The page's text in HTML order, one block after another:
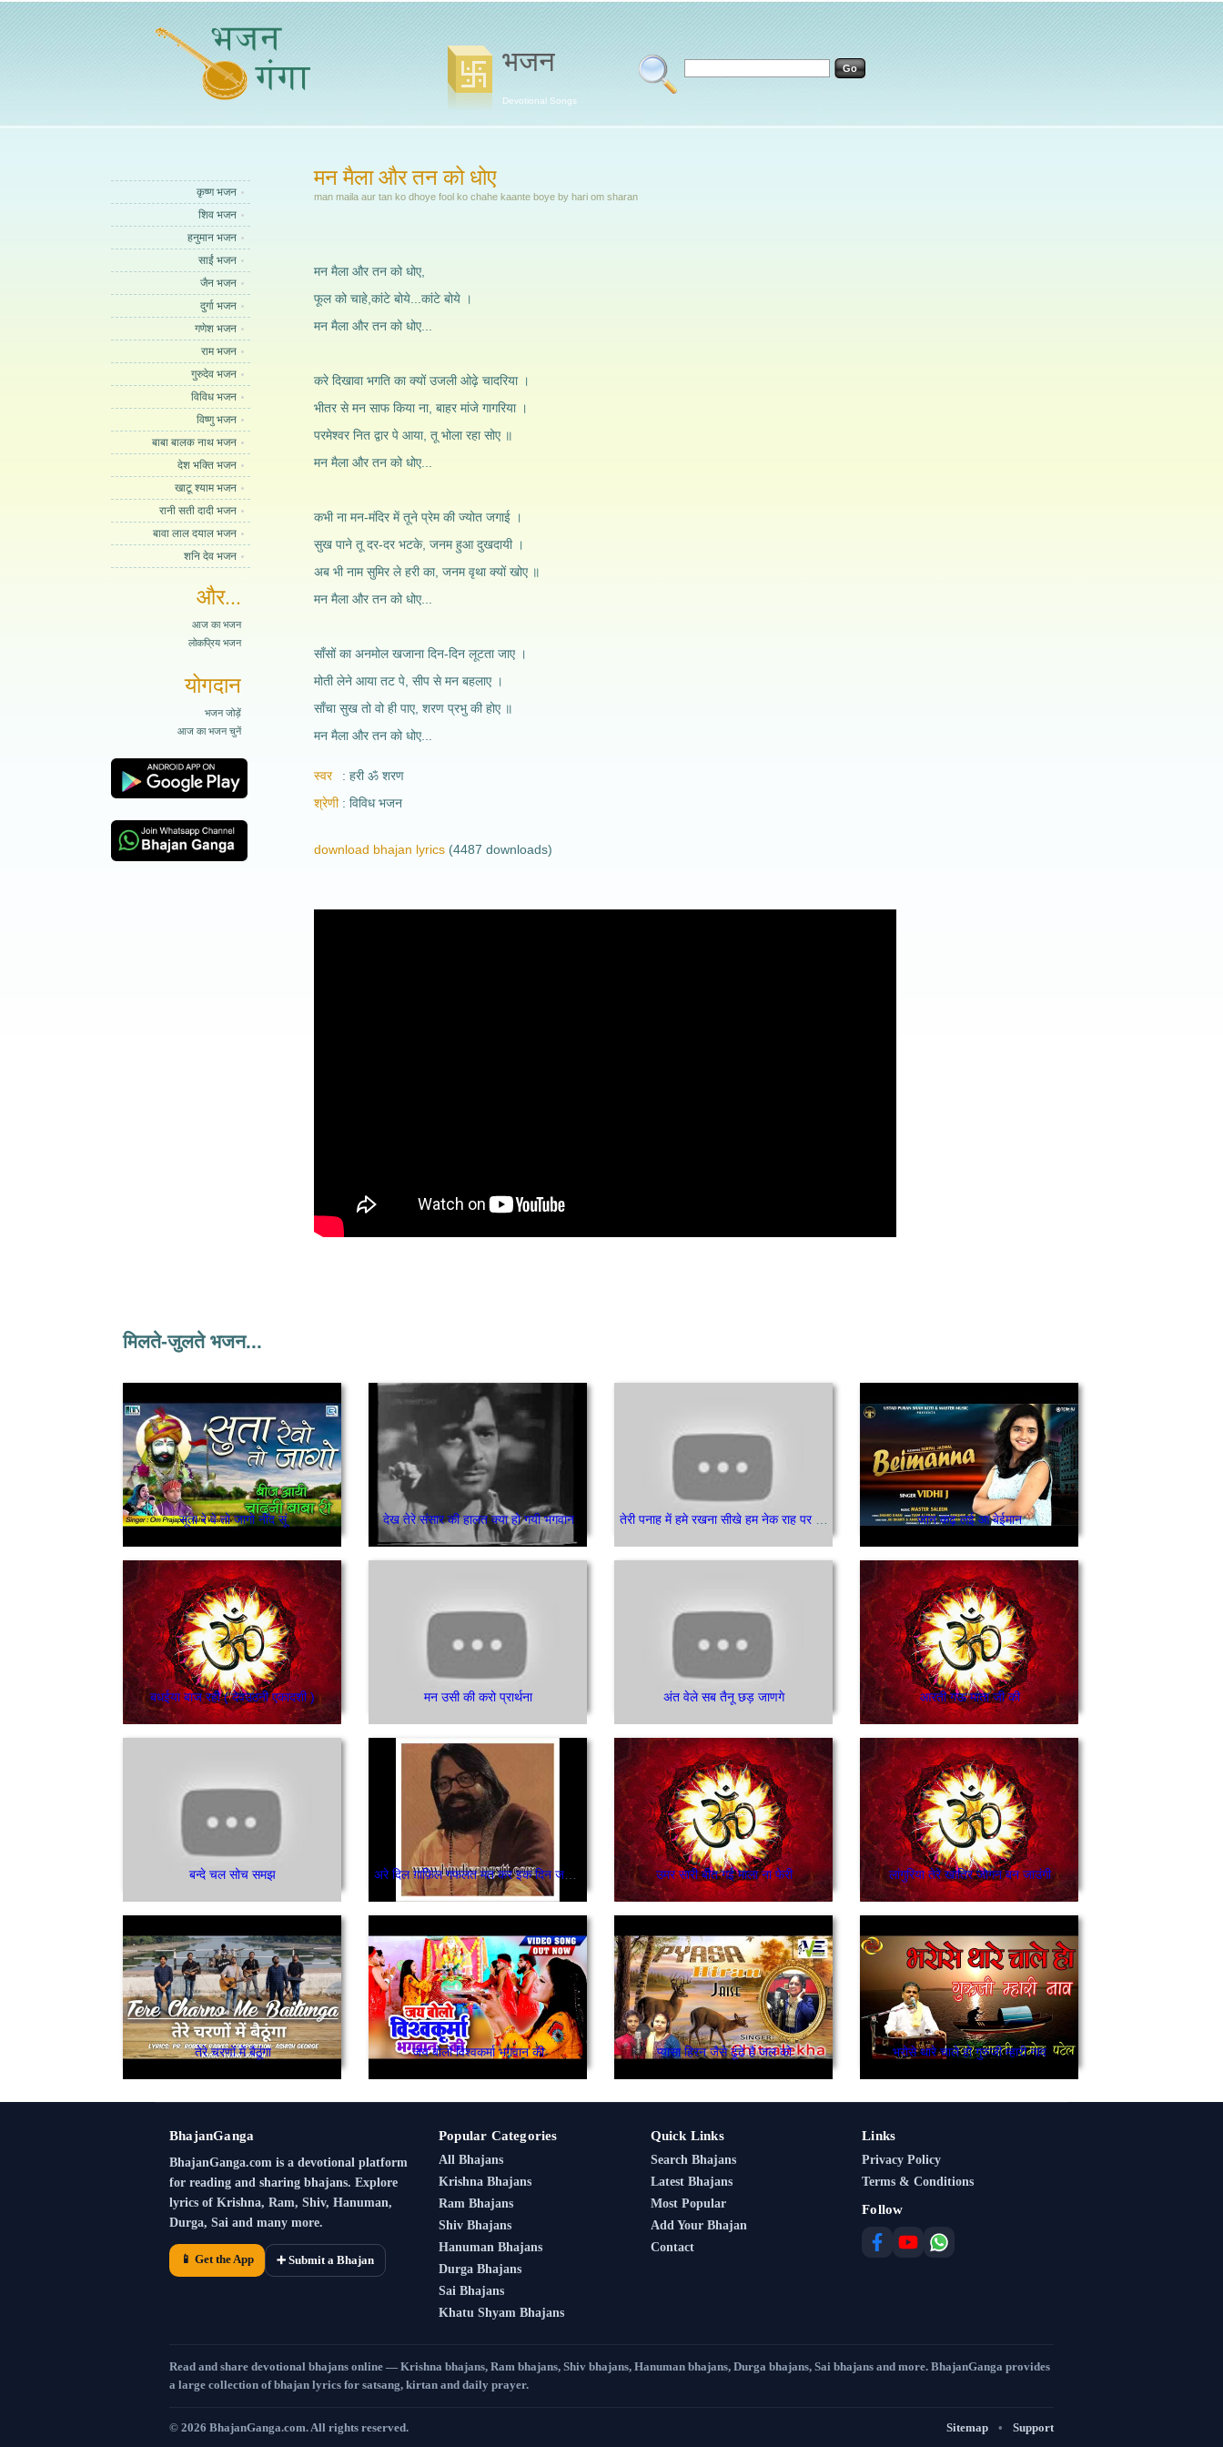
भजन
Devotional Songs
कृष्ण भजन
शिव भजन
हनुमान भजन
साईं भजन
जैन भजन
दुर्गा भजन
गणेश भजन
राम भजन
गुरुदेव भजन
विविध भजन
विष्णु भजन
बाबा बालक नाथ भजन
देश भक्ति भजन
खाटू श्याम भजन
रानी सती दादी भजन
बावा लाल दयाल भजन
शनि देव भजन
और...
आज का भजन
लोकप्रिय भजन
योगदान
भजन जोड़ें
आज का भजन चुनें
मन मैला और तन को धोए
man maila aur tan ko dhoye fool ko chahe kaante boye by hari om sharan
मन मैला और तन को धोए,
फूल को चाहे,कांटे बोये...कांटे बोये ।
मन मैला और तन को धोए...
करे दिखावा भगति का क्यों उजली ओढ़े चादरिया ।
भीतर से मन साफ किया ना, बाहर मांजे गागरिया ।
परमेश्वर नित द्वार पे आया, तू भोला रहा सोए ॥
मन मैला और तन को धोए...
कभी ना मन-मंदिर में तूने प्रेम की ज्योत जगाई ।
सुख पाने तू दर-दर भटके, जनम हुआ दुखदायी ।
अब भी नाम सुमिर ले हरी का, जनम वृथा क्यों खोए ॥
मन मैला और तन को धोए...
साँसों का अनमोल खजाना दिन-दिन लूटता जाए ।
मोती लेने आया तट पे, सीप से मन बहलाए ।
साँचा सुख तो वो ही पाए, शरण प्रभु की होए ॥
मन मैला और तन को धोए...
स्वर
हरी ॐ शरण
श्रेणी
विविध भजन
download bhajan lyrics (4487 downloads)
मिलते-जुलते भजन...
सूता रे वे तो जागो नींद सूं देख तेरे संसार की हालत क्या हो गयी भगवान जान कढ़ लई आ बेईमान
बधईया बाज रही ( देवउठनी एकादशी ) मन उसी की करो प्रार्थना अंत वेले सब तैनू छड़ जाणगे आरती गऊ माता जी की
बन्दे चल सोच समझ उमर सारी बीत गई माला ना फेरी लांगुरिया तेरे खातिर जोगन बन जाउंगी
तेरे चरणों में बैठूंगा जय बोलो विश्वकर्मा भगवान की प्यासा हिरन जैसे ढूंढे है जल को भरोसे थारे चाले हो गुरुजी म्हारी नाव
BhajanGanga
BhajanGanga.com is a devotional platform
for reading and sharing bhajans. Explore
lyrics of Krishna, Ram, Shiv, Hanuman,
Durga, Sai and many more.
📱 Get the App ➕ Submit a Bhajan
Popular Categories
All Bhajans
Krishna Bhajans
Ram Bhajans
Shiv Bhajans
Hanuman Bhajans
Durga Bhajans
Sai Bhajans
Khatu Shyam Bhajans
Quick Links
Search Bhajans
Latest Bhajans
Most Popular
Add Your Bhajan
Contact
Links
Privacy Policy
Terms & Conditions
Follow
Read and share devotional bhajans online — Krishna bhajans, Ram bhajans, Shiv bhajans, Hanuman bhajans, Durga bhajans, Sai bhajans and more. BhajanGanga provides
a large collection of bhajan lyrics for satsang, kirtan and daily prayer.
© 2026 BhajanGanga.com. All rights reserved. Sitemap • Support